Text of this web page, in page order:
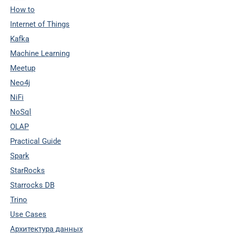
How to
Internet of Things
Kafka
Machine Learning
Meetup
Neo4j
NiFi
NoSql
OLAP
Practical Guide
Spark
StarRocks
Starrocks DB
Trino
Use Cases
Архитектура данных